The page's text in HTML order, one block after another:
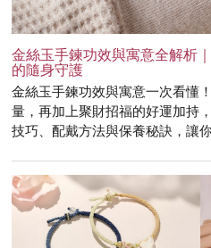
金絲玉手鍊功效與寓意全解析
的隨身守護
金絲玉手鍊功效與寓意一次看懂
量，再加上聚財招福的好運加持
技巧、配戴方法與保養秘訣，讓